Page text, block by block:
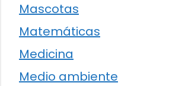
Mascotas
Matemáticas
Medicina
Medio ambiente